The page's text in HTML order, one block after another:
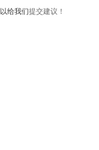
给我们提交建议！